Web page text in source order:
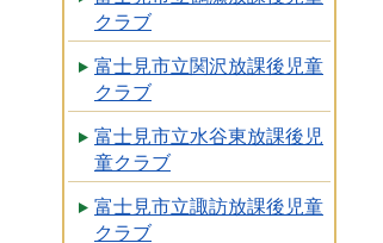
クラブ
富士見市立関沢放課後児童
クラブ
富士見市立水谷東放課後児
童クラブ
富士見市立諏訪放課後児童
クラブ